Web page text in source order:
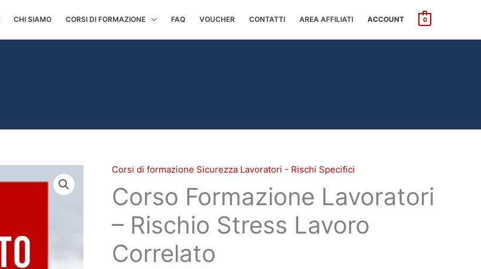
CHI SIAMO CORSI DI FORMAZIONE FAQ VOUCHER CONTATTI AREA AFFILIATI ACCOUNT 0
Corsi di formazione Sicurezza Lavoratori - Rischi Specifici
Corso Formazione Lavoratori
– Rischio Stress Lavoro
Correlato
Corso
Formazione
Lavoratori
Rischio
Stress